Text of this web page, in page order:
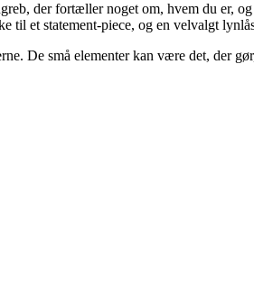
der fortæller noget om, hvem du er,
til et statement-piece, og en velvalgt
De små elementer kan være det, der